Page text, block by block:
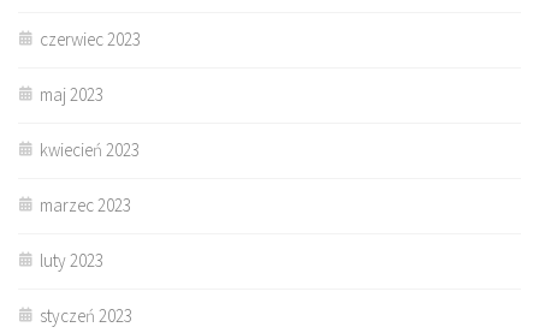
czerwiec 2023
maj 2023
kwiecień 2023
marzec 2023
luty 2023
styczeń 2023